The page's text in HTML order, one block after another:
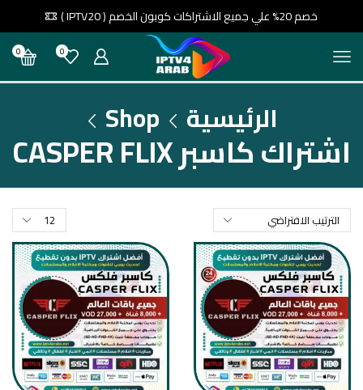
خصم 20% علي جميع الاشتراكات كوبون الخصم ( IPTV20 )
0
0
الرئيسية Shop
اشتراك كاسبر CASPER FLIX